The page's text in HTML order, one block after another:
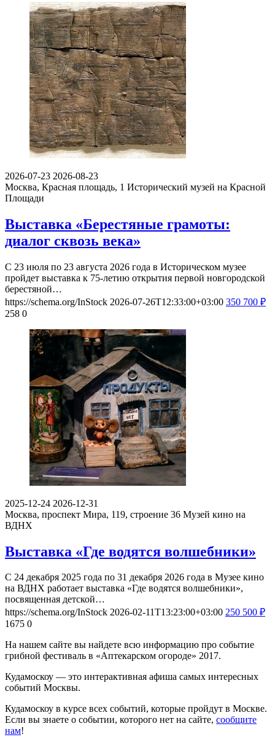
2026-07-23 2026-08-23
Москва, Красная площадь, 1 Исторический музей на Красной
Площади
Выставка «Берестяные грамоты:
диалог сквозь века»
С 23 июля по 23 августа 2026 года в Историческом музее
пройдет выставка к 75-летию открытия первой новгородской
берестяной…
https://schema.org/InStock 2026-07-26T12:33:00+03:00 350 700 ₽
258 0
2025-12-24 2026-12-31
Москва, проспект Мира, 119, строение 36 Музей кино на
ВДНХ
Выставка «Где водятся волшебники»
С 24 декабря 2025 года по 31 декабря 2026 года в Музее кино
на ВДНХ работает выставка «Где водятся волшебники»,
посвященная детской…
https://schema.org/InStock 2026-02-11T13:23:00+03:00 250 500 ₽
1675 0
На нашем сайте вы найдете всю информацию про событие
грибной фестиваль в «Аптекарском огороде» 2017.
Кудамоскоу — это интерактивная афиша самых интересных
событий Москвы.
Кудамоскоу в курсе всех событий, которые пройдут в Москве.
Если вы знаете о событии, которого нет на сайте, сообщите
нам!